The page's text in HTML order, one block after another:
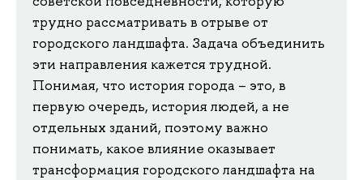
трудно рассматривать в отрыве от
городского ландшафта. Задача объединить
эти направления кажется трудной.
Понимая, что история города – это, в
первую очередь, история людей, а не
отдельных зданий, поэтому важно
понимать, какое влияние оказывает
трансформация городского ландшафта на